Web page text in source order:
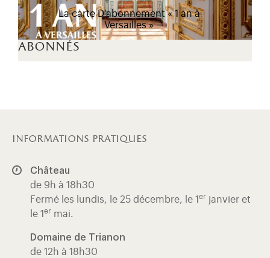
abonnés
La carte D'abonnement « 1 an à
Versailles »
informations pratiques
Château
de 9h à 18h30
Fermé les lundis, le 25 décembre, le 1 er janvier et
le 1 er mai.
Domaine de Trianon
de 12h à 18h30